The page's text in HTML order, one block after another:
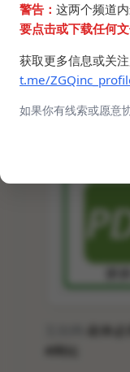
警告： 这两个频道
要点击或下载任何文
获取更多信息或关
t.me/
如果你有线索或愿意